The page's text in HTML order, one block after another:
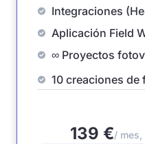
Integraciones
Aplicación Field
∞ Proyectos
10 creaciones de
139 €/ mes,